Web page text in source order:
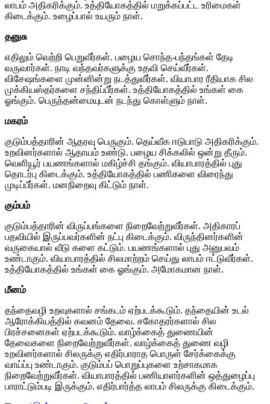
லாபம் அதிகரிக்கும். உத்தியோகத்தில் மறுக்கப்பட்ட உரிமைகள்
கிடைக்கும். உழைப்பால் உயரும் நாள்.
தனுசு
எதிலும் வெற்றி பெறுவீர்கள். பழைய சொந்த-பந்தங்கள் தேடி
வருவார்கள். நாடி வந்தவர்களுக்கு உதவி செய்வீர்கள்.
விசேஷங்களை முன்னின்று நடத்துவீர்கள். வியாபார ரீதியாக சில
முக்கியஸ்தர்களை சந்திப்பீர்கள். உத்தியோகத்தில் உங்கள் கை
ஓங்கும். பெருந்தன்மையுடன் நடந்து கொள்ளும் நாள்.
மகரம்
குடும்பத்தாரின் ஆதரவு பெருகும். தெய்வீக ஈடுபாடு அதிகரிக்கும்.
உறவினர்களால் ஆதாயம் உண்டு. பழைய சிக்கலில் ஒன்று தீரும்.
வெளியூர் பயணங்களால் மகிழ்ச்சி தங்கும். வியாபாரத்தில் புது
தொடர்பு கிடைக்கும். உத்தியோகத்தில் பணிகளை விரைந்து
முடிப்பீர்கள். மனநிறைவு கிட்டும் நாள்.
கும்பம்
குடும்பத்தாரின் விருப்பங்களை நிறைவேற்றுவீர்கள். அதிகாரப்
பதவியில் இருப்பவர்களின் நட்பு கிடைக்கும். விருந்தினர்களின்
வருகையால் வீடு களை கட்டும். பயணங்களால் புது அனுபவம்
உண்டாகும். வியாபாரத்தில் சிலமாற்றம் செய்து லாபம் ஈட்டுவீர்கள்.
உத்தியோகத்தில் உங்கள் கை ஓங்கும். அமோகமான நாள்.
மீனம்
தந்தைவழி உறவுகளால் சங்கடம் ஏற்படக்கூடும். தந்தையின் உடல்
ஆரோக்கியத்தில் கவனம் தேவை. சகோதரர்களால் சில
பிரச்சனைகள் ஏற்படக்கூடும். வாழ்க்கைத் துணையின்
தேவைகளை நிறைவேற்றுவீர்கள். வாழ்க்கைத் துணை வழி
உறவினர்களால் சிலருக்கு எதிர்பாராத பொருள் சேர்க்கைக்கு
வாய்ப்பு உண்டாகும். குடும்பப் பொறுப்புகளை உற்சாகமாக
நிறைவேற்றுவீர்கள். வியாபாரத்தில் பணியாளர்களின் ஒத்துழைப்பு
பாராட்டும்படி இருக்கும். எதிர்பார்த்த லாபம் சிலருக்கு கிடைக்கும்.